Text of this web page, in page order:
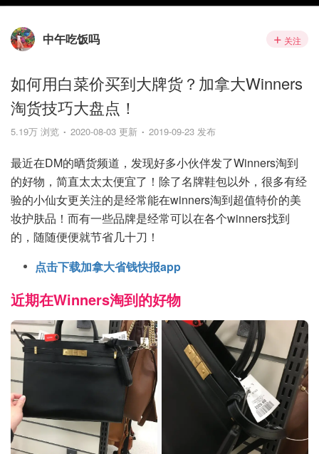
中午吃饭吗 关注
如何用白菜价买到大牌货？加拿大Winners
淘货技巧大盘点！
5.19万 浏览 2020-08-03 更新 2019-09-23 发布
最近在DM的晒货频道，发现好多小伙伴发了Winners淘到
的好物，简直太太太便宜了！除了名牌鞋包以外，很多有经
验的小仙女更关注的是经常能在winners淘到超值特价的美
妆护肤品！而有一些品牌是经常可以在各个winners找到
的，随随便便就节省几十刀！
点击下载加拿大省钱快报app
近期在Winners淘到的好物